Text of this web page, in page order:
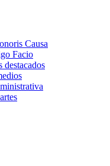
Causa
Facio
destacados